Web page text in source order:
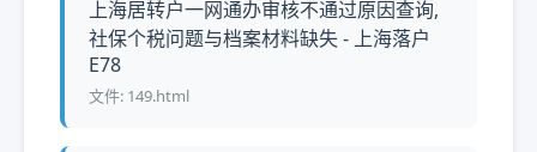
上海居转户一网通办审核不通过原因查询,
社保个税问题与档案材料缺失 - 上海落户
E78
文件: 149.html